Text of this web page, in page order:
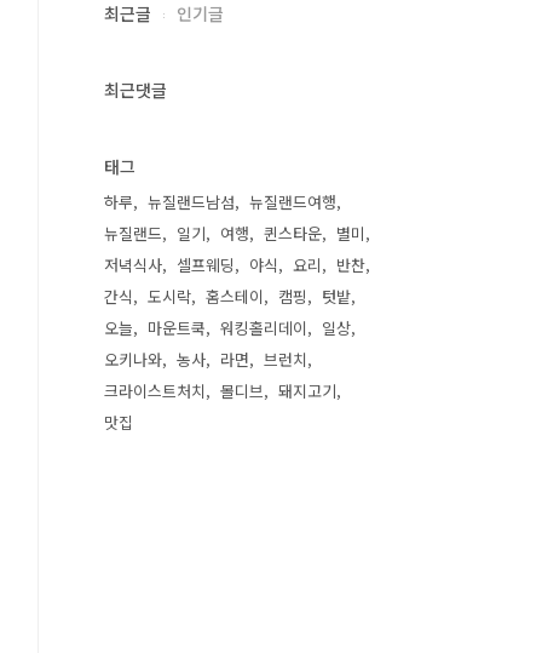
최근글 인기글
최근댓글
태그
하루 뉴질랜드남섬
뉴질랜드여행
뉴질랜드
일기 여행 퀸스타운
별미
저녁식사
셀프웨딩 야식 요리
반찬
간식
도시락 홈스테이 캠핑
텃밭
오늘
마운트쿡 워킹홀리데이
일상
오키나와
농사 라면
브런치
크라이스트처치
몰디브
돼지고기
맛집